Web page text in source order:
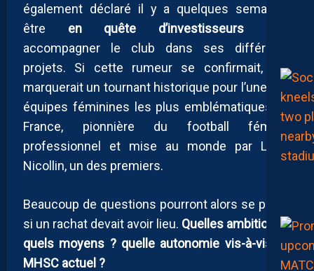
également déclaré il y a quelques semaines
être en quête d’investisseurspour
accompagner le club dans ses différents
projets. Si cette rumeur se confirmait, elle
marquerait un tournant historique pour l’une des
équipes féminines les plus emblématiques de
France, pionnière du football féminin
professionnel et mise au monde par Louis
Nicollin, un des premiers.
Beaucoup de questions pourront alors se poser
si un rachat devait avoir lieu. Quelles ambitions ?
quels moyens ? quelle autonomie vis-à-vis du
MHSC actuel ?